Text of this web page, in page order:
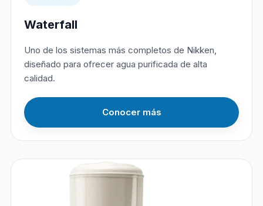
Waterfall
Uno de los sistemas más completos de Nikken,
diseñado para ofrecer agua purificada de alta
calidad.
Conocer más